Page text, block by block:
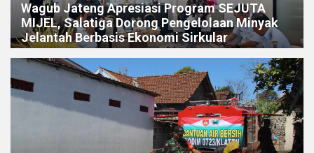
Wagub Jateng Apresiasi Program SEJUTA
MIJEL, Salatiga Dorong Pengelolaan Minyak
Jelantah Berbasis Ekonomi Sirkular